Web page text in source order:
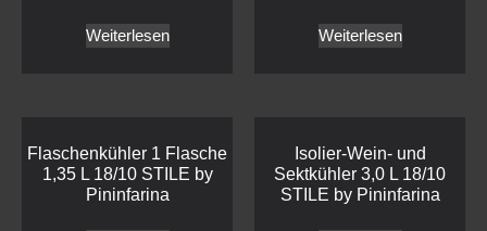
Weiterlesen Weiterlesen
Flaschenkühler 1 Flasche
1,35 L 18/10 STILE by
Pininfarina
Isolier-Wein- und
Sektkühler 3,0 L 18/10
STILE by Pininfarina